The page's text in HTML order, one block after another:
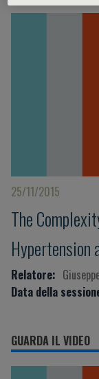
25/11/2015
The
Hypertension
Relatore:
Data della
GUARDA IL VIDEO